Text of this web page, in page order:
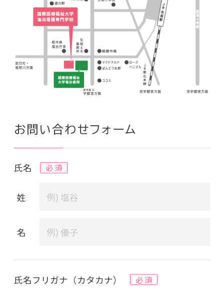
お問い合わせフォーム
氏名 必 須
姓
名
氏名フリガナ （カタカナ） 必 須